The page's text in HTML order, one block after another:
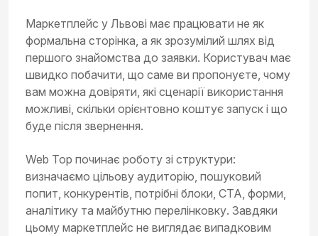
Маркетплейс у Львові має працювати не як
формальна сторінка, а як зрозумілий шлях від
першого знайомства до заявки. Користувач має
швидко побачити, що саме ви пропонуєте, чому
вам можна довіряти, які сценарії використання
можливі, скільки орієнтовно коштує запуск і що
буде після звернення.
Web Top починає роботу зі структури:
визначаємо цільову аудиторію, пошуковий
попит, конкурентів, потрібні блоки, CTA, форми,
аналітику та майбутню перелінковку. Завдяки
цьому маркетплейс не виглядає випадковим